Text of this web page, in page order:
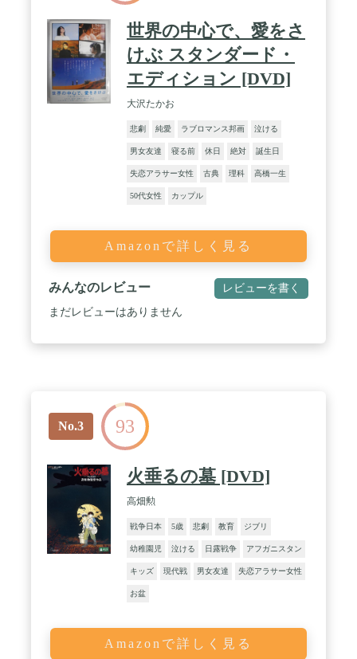
世界の中心で、愛をさ
けぶ スタンダード・
エディション [DVD]
大沢たかお
悲劇 純愛 ラブロマンス邦画 泣ける
男女友達 寝る前 休日 絶対 誕生日
失恋アラサー女性 古典 理科 高橋一生
50代女性 カップル
Amazonで詳しく見る
みんなのレビュー レビューを書く
まだレビューはありません
No.3 93
火垂るの墓 [DVD]
高畑勲
戦争日本 5歳 悲劇 教育 ジブリ
幼稚園児 泣ける 日露戦争 アフガニスタン
キッズ 現代戦 男女友達 失恋アラサー女性
お盆
Amazonで詳しく見る